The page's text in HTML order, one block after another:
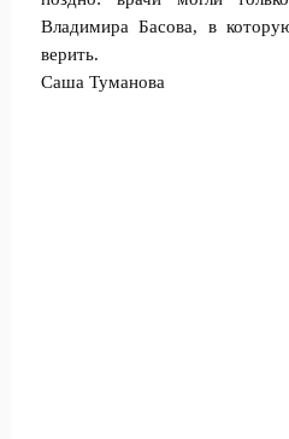
Владимира Басова, в
верить.
Саша Туманова